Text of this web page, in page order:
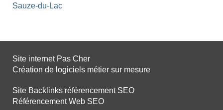
Sauze-du-Lac
Site internet Pas Cher
Création de logiciels métier sur mesure
Site Backlinks référencement SEO
Référencement Web SEO